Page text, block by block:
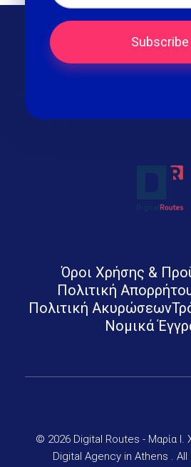
Όροι Χρήσης &
Πολιτική
Πολιτική Ακυρώσεων
Νομικά
© 2026 Digital Routes - Μαρία Ι.
Digital Agency in Athens .